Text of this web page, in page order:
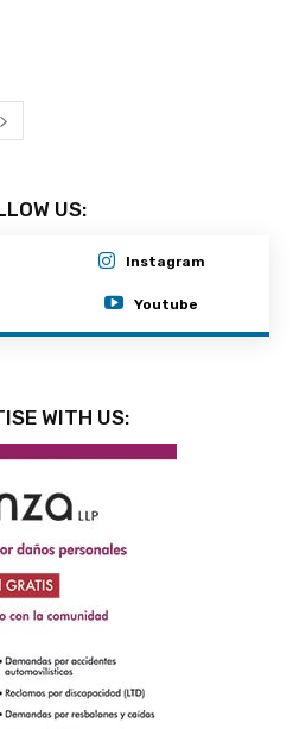
US:
Instagram
Youtube
WITH US: